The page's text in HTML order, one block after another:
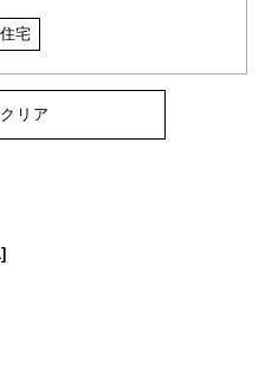
住宅
リア